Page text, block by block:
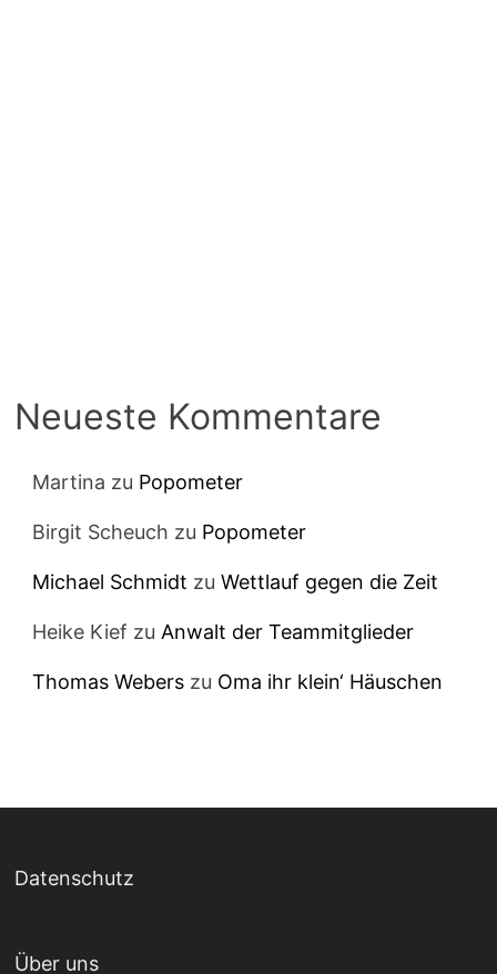
Neueste Kommentare
Martina zu Popometer
Birgit Scheuch zu Popometer
Michael Schmidt zuWettlauf gegen die Zeit
Heike Kief zuAnwalt der Teammitglieder
Thomas Webers zu Oma ihr klein‘ Häuschen
Datenschutz
Über uns